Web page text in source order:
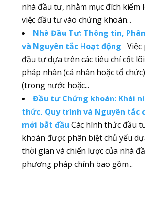
nhà đầu tư, nhằm mục đích kiếm
việc đầu tư vào chứng khoán...
Nhà Đầu Tư: Thông tin,
và Nguyên tắc Hoạt động Việc
đầu tư dựa trên các tiêu chí cốt
pháp nhân (cá nhân hoặc tổ
(trong nước hoặc...
Đầu tư Chứng khoán: Khái
thức, Quy trình và Nguyên tắc
mới bắt đầu Các hình thức đầu
khoán được phân biệt chủ yếu
thời gian và chiến lược của nhà
phương pháp chính bao gồm...